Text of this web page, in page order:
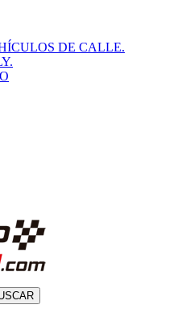
DE CALLE.